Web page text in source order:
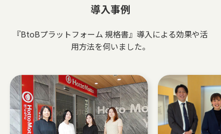
導入事例
『BtoBプラットフォーム 規格書』導入による効果や活
用方法を伺いました。